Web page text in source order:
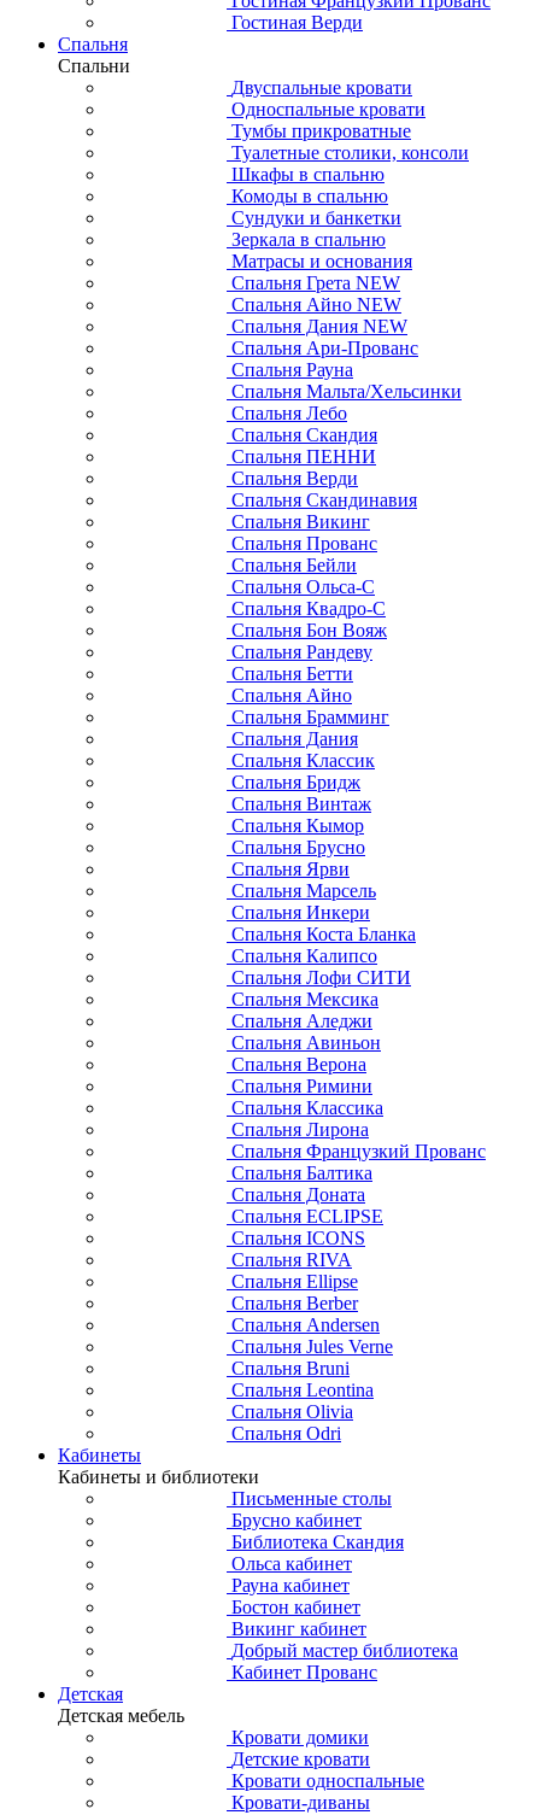
Гостиная Верди
Спальня
Спальни
Двуспальные кровати
Односпальные кровати
Тумбы прикроватные
Туалетные столики, консоли
Шкафы в спальню
Комоды в спальню
Сундуки и банкетки
Зеркала в спальню
Матрасы и основания
Спальня Грета NEW
Спальня Айно NEW
Спальня Дания NEW
Спальня Ари-Прованс
Спальня Рауна
Спальня Мальта/Хельсинки
Спальня Лебо
Спальня Скандия
Спальня ПЕННИ
Спальня Верди
Спальня Скандинавия
Спальня Викинг
Спальня Прованс
Спальня Бейли
Спальня Ольса-С
Спальня Квадро-С
Спальня Бон Вояж
Спальня Рандеву
Спальня Бетти
Спальня Айно
Спальня Брамминг
Спальня Дания
Спальня Классик
Спальня Бридж
Спальня Винтаж
Спальня Кымор
Спальня Брусно
Спальня Ярви
Спальня Марсель
Спальня Инкери
Спальня Коста Бланка
Спальня Калипсо
Спальня Лофи СИТИ
Спальня Мексика
Спальня Аледжи
Спальня Авиньон
Спальня Верона
Спальня Римини
Спальня Классика
Спальня Лирона
Спальня Французкий Прованс
Спальня Балтика
Спальня Доната
Спальня ECLIPSE
Спальня ICONS
Спальня RIVA
Спальня Ellipse
Спальня Berber
Спальня Andersen
Спальня Jules Verne
Спальня Bruni
Спальня Leontina
Спальня Olivia
Спальня Odri
Кабинеты
Кабинеты и библиотеки
Письменные столы
Брусно кабинет
Библиотека Скандия
Ольса кабинет
Рауна кабинет
Бостон кабинет
Викинг кабинет
Добрый мастер библиотека
Кабинет Прованс
Детская
Детская мебель
Кровати домики
Детские кровати
Кровати односпальные
Кровати-диваны